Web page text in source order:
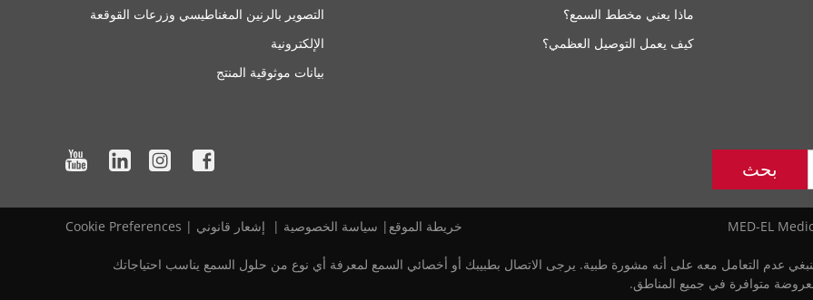
ماذا يعني مخطط السمع؟
كيف يعمل التوصيل العظمي؟
التصوير بالرنين المغناطيسي وزرعات القوقعة
الإلكترونية
بيانات موثوقية المنتج
بحث
خريطة الموقع |‎ سياسة الخصوصية |‎ إشعار قانوني |
Cookie Preferences
عدم التعامل معه على أنه مشورة طبية. يرجى الاتصال بطبيبك أو أخصائي السمع لمعرفة أي نوع من حلول السمع يناسب احتياجاتك
متوافرة في جميع المناطق.